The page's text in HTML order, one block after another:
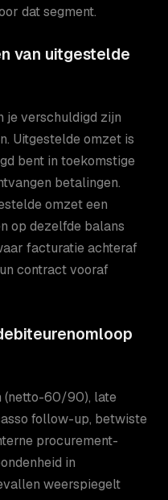
dat segment.
van uitgestelde
je verschuldigd zijn
Uitgestelde omzet is
bent in toekomstige
betalingen.
omzet een
op dezelfde balans
facturatie achteraf
contract vooraf
(netto-60/90), late
follow-up, betwiste
procurement-
in
weerspiegelt